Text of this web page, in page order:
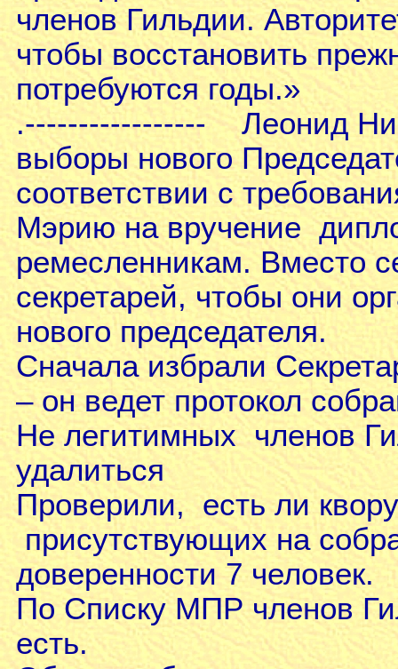
членов Гильдии.
чтобы восстановить
потребуются годы.»
.----------------- Леонид
выборы нового
соответствии с
Мэрию на вручение
ремесленникам. Вместо
секретарей, чтобы они
нового председателя.
Сначала избрали
– он ведет протокол
Не легитимных членов
удалиться
Проверили, есть ли
присутствующих на
доверенности 7 человек.
По Списку МПР членов
есть.